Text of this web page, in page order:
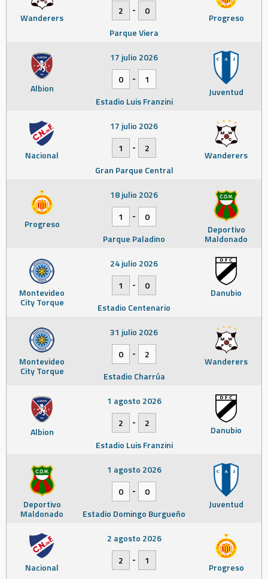
Wanderers Progreso
2
-
0
Parque Viera
Albion Juventud
17 julio 2026
0
-
1
Estadio Luis Franzini
Nacional Wanderers
17 julio 2026
1
-
2
Gran Parque Central
Progreso Deportivo
Maldonado
18 julio 2026
1
-
0
Parque Paladino
Montevideo
City Torque
Danubio
24 julio 2026
1
-
0
Estadio Centenario
Montevideo
City Torque
Wanderers
31 julio 2026
0
-
2
Estadio Charrúa
Albion Danubio
1 agosto 2026
2
-
2
Estadio Luis Franzini
Deportivo
Maldonado
Juventud
1 agosto 2026
0
-
0
Estadio Domingo Burgueño
Nacional Progreso
2 agosto 2026
2
-
1